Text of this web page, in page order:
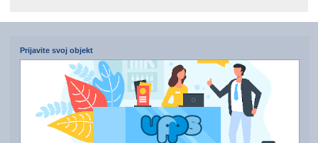
Prijavite svoj objekt